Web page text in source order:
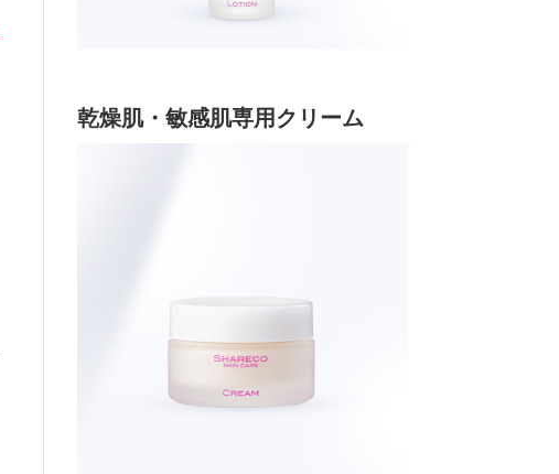
乾燥肌・敏感肌専用クリーム